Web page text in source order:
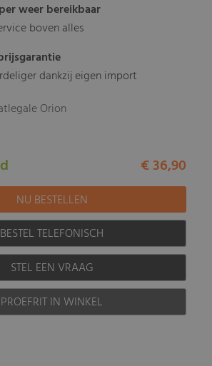
weer bereikbaar
boven alles
dankzij eigen import
Orion
€ 36,90
BESTEL TELEFONISCH
STEL EEN VRAAG
PROEFRIT IN WINKEL